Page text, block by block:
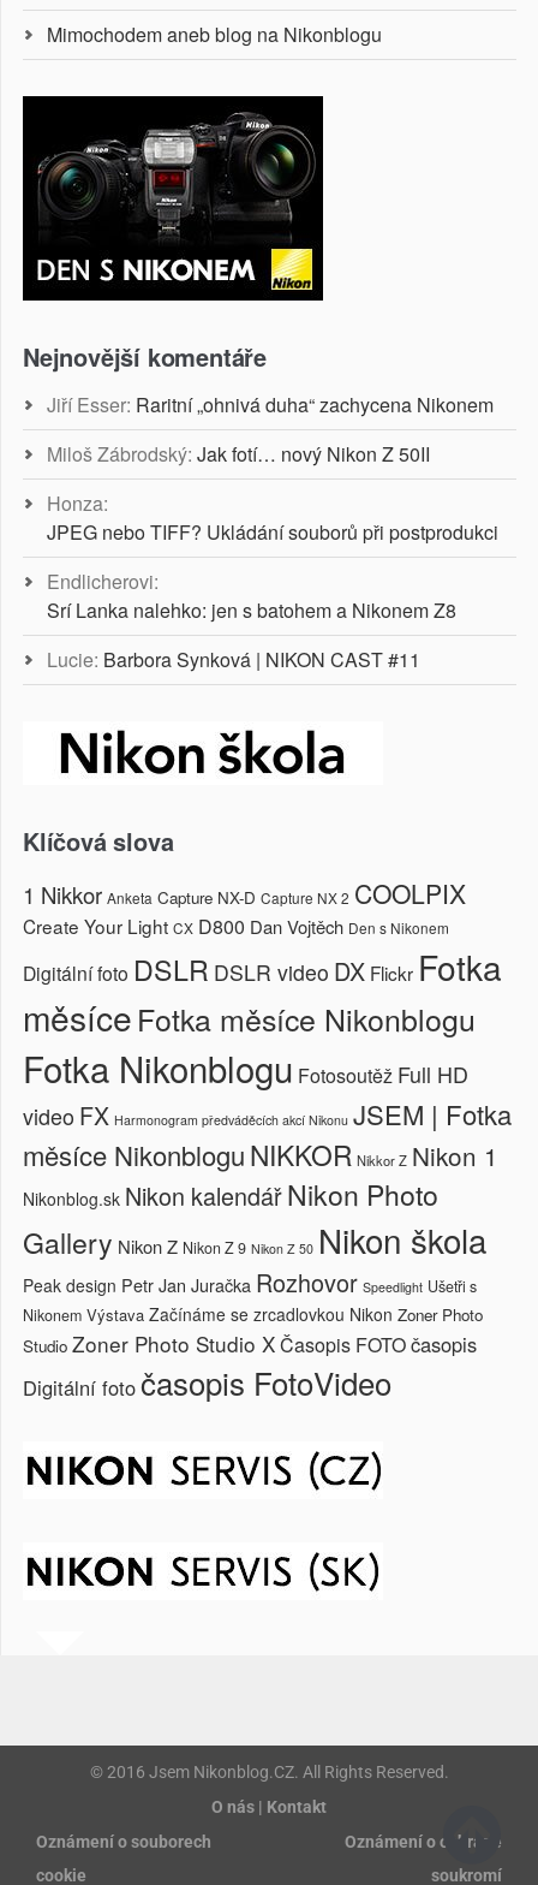
Mimochodem aneb blog na Nikonblogu
Nejnovější komentáře
Jiří Esser: Raritní „ohnivá duha“ zachycena Nikonem
Miloš Zábrodský: Jak fotí… nový Nikon Z 50II
Honza:
JPEG nebo TIFF? Ukládání souborů při postprodukci
Endlicherovi:
Srí Lanka nalehko: jen s batohem a Nikonem Z8
Lucie: Barbora Synková | NIKON CAST #11
Klíčová slova
1 Nikkor Anketa Capture NX-D Capture NX 2 COOLPIX
Create Your Light CX D800 Dan Vojtěch Den s Nikonem
Digitální foto DSLR DSLR video DX Flickr Fotka
měsíceFotka měsíce Nikonblogu
Fotka Nikonblogu Fotosoutěž Full HD
video FX Harmonogram předváděcích akcí Nikonu JSEM | Fotka
měsíce NikonbloguNIKKOR Nikkor Z Nikon 1
Nikonblog.sk Nikon kalendářNikon Photo
Gallery Nikon Z Nikon Z 9 Nikon Z 50 Nikon škola
Peak design Petr Jan Juračka Rozhovor Speedlight Ušetři s
Nikonem Výstava Začínáme se zrcadlovkou Nikon Zoner Photo
Studio Zoner Photo Studio XČasopis FOTOčasopis
Digitální fotočasopis FotoVideo
© 2016 Jsem Nikonblog.CZ. All Rights Reserved.
O nás | Kontakt
Oznámení o souborech
cookie
Oznámení o ochraně
soukromí